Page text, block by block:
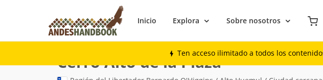
Inicio Explora Sobre nosotros
Ten acceso ilimitado a todos los
Montaña
Cerro Alto de la Plaza(2.482m)